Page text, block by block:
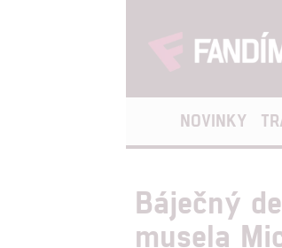
NOVINKY
Báječný
musela